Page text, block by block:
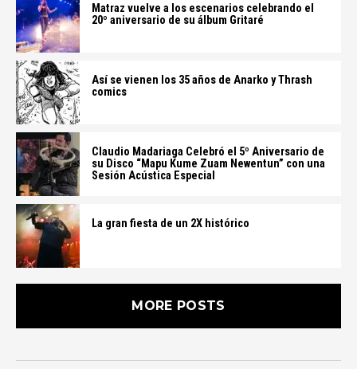
Matraz vuelve a los escenarios celebrando el
20º aniversario de su álbum Gritaré
Así se vienen los 35 años de Anarko y Thrash
comics
Claudio Madariaga Celebró el 5º Aniversario de
su Disco “Mapu Kume Zuam Newentun” con una
Sesión Acústica Especial
La gran fiesta de un 2X histórico
MORE POSTS